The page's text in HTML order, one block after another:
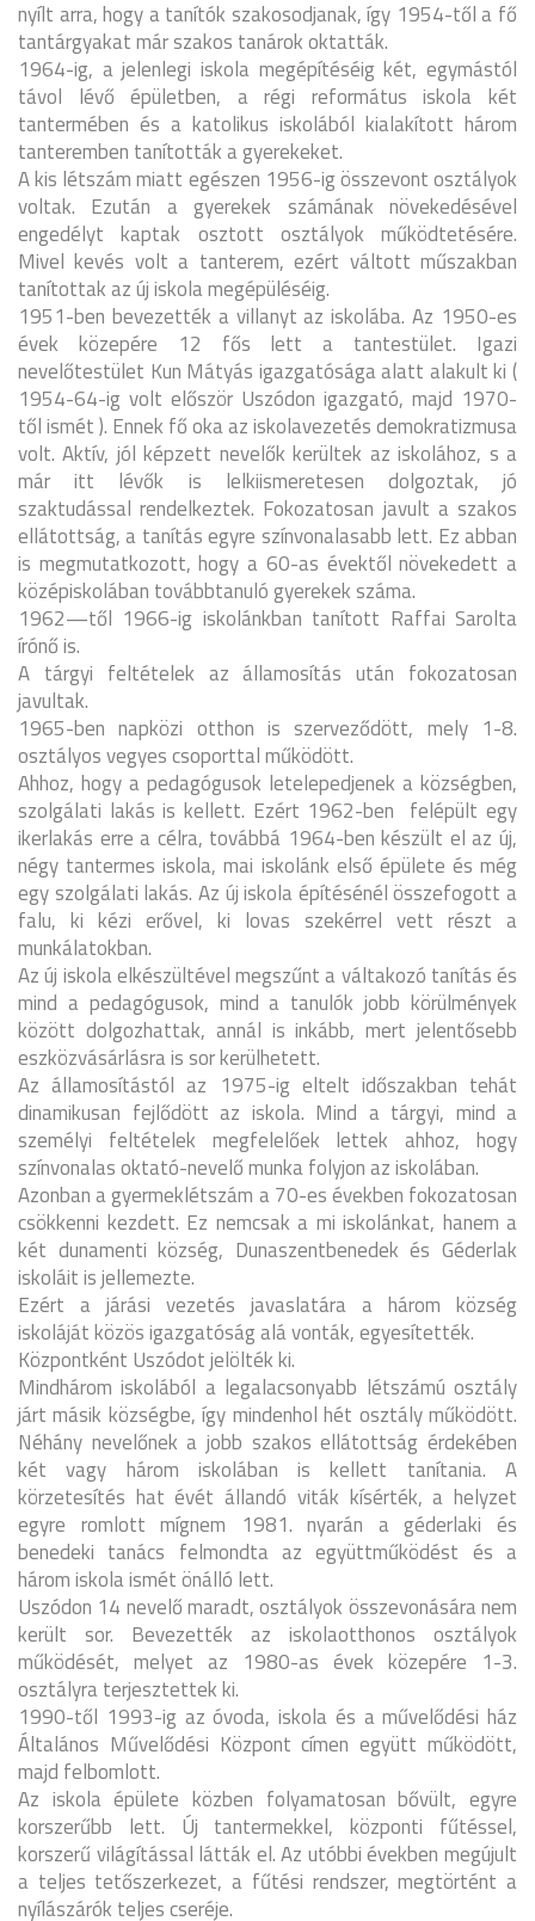
nyílt arra, hogy a tanítók szakosodjanak, így 1954-től a fő
tantárgyakat már szakos tanárok oktatták.
1964-ig, a jelenlegi iskola megépítéséig két, egymástól
távol lévő épületben, a régi református iskola két
tantermében és a katolikus iskolából kialakított három
tanteremben tanították a gyerekeket.
A kis létszám miatt egészen 1956-ig összevont osztályok
voltak. Ezután a gyerekek számának növekedésével
engedélyt kaptak osztott osztályok működtetésére.
Mivel kevés volt a tanterem, ezért váltott műszakban
tanítottak az új iskola megépüléséig.
1951-ben bevezették a villanyt az iskolába. Az 1950-es
évek közepére 12 fős lett a tantestület. Igazi
nevelőtestület Kun Mátyás igazgatósága alatt alakult ki (
1954-64-ig volt először Uszódon igazgató, majd 1970-
től ismét ). Ennek fő oka az iskolavezetés demokratizmusa
volt. Aktív, jól képzett nevelők kerültek az iskolához, s a
már itt lévők is lelkiismeretesen dolgoztak, jó
szaktudással rendelkeztek. Fokozatosan javult a szakos
ellátottság, a tanítás egyre színvonalasabb lett. Ez abban
is megmutatkozott, hogy a 60-as évektől növekedett a
középiskolában továbbtanuló gyerekek száma.
1962—től 1966-ig iskolánkban tanított Raffai Sarolta
írónő is.
A tárgyi feltételek az államosítás után fokozatosan
javultak.
1965-ben napközi otthon is szerveződött, mely 1-8.
osztályos vegyes csoporttal működött.
Ahhoz, hogy a pedagógusok letelepedjenek a községben,
szolgálati lakás is kellett. Ezért 1962-ben felépült egy
ikerlakás erre a célra, továbbá 1964-ben készült el az új,
négy tantermes iskola, mai iskolánk első épülete és még
egy szolgálati lakás. Az új iskola építésénél összefogott a
falu, ki kézi erővel, ki lovas szekérrel vett részt a
munkálatokban.
Az új iskola elkészültével megszűnt a váltakozó tanítás és
mind a pedagógusok, mind a tanulók jobb körülmények
között dolgozhattak, annál is inkább, mert jelentősebb
eszközvásárlásra is sor kerülhetett.
Az államosítástól az 1975-ig eltelt időszakban tehát
dinamikusan fejlődött az iskola. Mind a tárgyi, mind a
személyi feltételek megfelelőek lettek ahhoz, hogy
színvonalas oktató-nevelő munka folyjon az iskolában.
Azonban a gyermeklétszám a 70-es években fokozatosan
csökkenni kezdett. Ez nemcsak a mi iskolánkat, hanem a
két dunamenti község, Dunaszentbenedek és Géderlak
iskoláit is jellemezte.
Ezért a járási vezetés javaslatára a három község
iskoláját közös igazgatóság alá vonták, egyesítették.
Központként Uszódot jelölték ki.
Mindhárom iskolából a legalacsonyabb létszámú osztály
járt másik községbe, így mindenhol hét osztály működött.
Néhány nevelőnek a jobb szakos ellátottság érdekében
két vagy három iskolában is kellett tanítania. A
körzetesítés hat évét állandó viták kísérték, a helyzet
egyre romlott mígnem 1981. nyarán a géderlaki és
benedeki tanács felmondta az együttműködést és a
három iskola ismét önálló lett.
Uszódon 14 nevelő maradt, osztályok összevonására nem
került sor. Bevezették az iskolaotthonos osztályok
működését, melyet az 1980-as évek közepére 1-3.
osztályra terjesztettek ki.
1990-től 1993-ig az óvoda, iskola és a művelődési ház
Általános Művelődési Központ címen együtt működött,
majd felbomlott.
Az iskola épülete közben folyamatosan bővült, egyre
korszerűbb lett. Új tantermekkel, központi fűtéssel,
korszerű világítással látták el. Az utóbbi években megújult
a teljes tetőszerkezet, a fűtési rendszer, megtörtént a
nyílászárók teljes cseréje.